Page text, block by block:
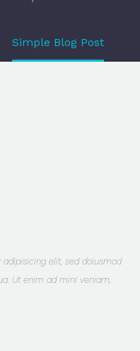
Simple Blog Post
elit, sed doiusmod
Ut enim ad mini veniam,